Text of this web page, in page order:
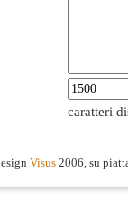
caratteri
Visus 2006, su